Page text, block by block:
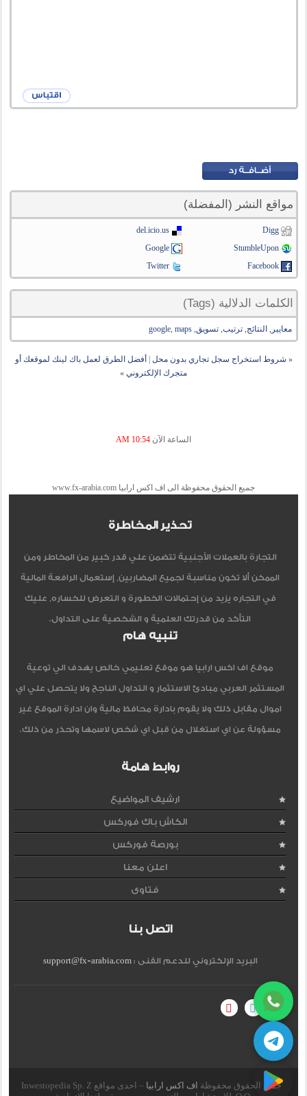
مواقع النشر (المفضلة)
Digg
del.icio.us
StumbleUpon
Google
Facebook
Twitter
الكلمات الدلالية (Tags)
معايير , النتائج,ترتيب,تسويق,
google, maps
« شروط استخراج سجل تجاري بدون محل
أفضل الطرق لعمل باك لينك لموقعك أو
متجرك الإلكتروني »
الساعة الآن 10:54 AM
جميع الحقوق محفوظة الى اف اكس ارابيا www.fx-arabia.com
تحذير المخاطرة
التجارة بالعملات الأجنبية تتضمن علي قدر كبير من المخاطر ومن
الممكن ألا تكون مناسبة لجميع المضاربين, إستعمال الرافعة المالية
في التجاره يزيد من إحتمالات الخطورة و التعرض للخساره, عليك
التأكد من قدرتك العلمية و الشخصية على التداول.
تنبيه هام
موقع اف اكس ارابيا هو موقع تعليمي خالص يهدف الي توعية
المستثمر العربي مبادئ الاستثمار و التداول الناجح ولا يتحصل علي اي
اموال مقابل ذلك ولا يقوم بادارة محافظ مالية وان ادارة الموقع غير
مسؤولة عن اي استغلال من قبل اي شخص لاسمها وتحذر من ذلك.
روابط هامة
ارشيف المواضيع
الكاش باك فوركس
بورصة فوركس
اعلن معنا
فتاوى
اتصل بنا
البريد الإلكتروني للدعم الفنى :support@fx-arabia.com
جميع الحقوق محفوظة اف اكس ارابيا
– احدى مواقع Inwestopedia Sp. Z